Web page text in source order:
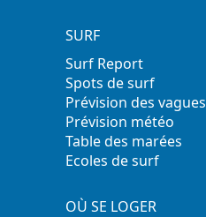
SURF
Surf Report
Spots de surf
Prévision des vagues
Prévision météo
Table des marées
Ecoles de surf
OÙ SE LOGER